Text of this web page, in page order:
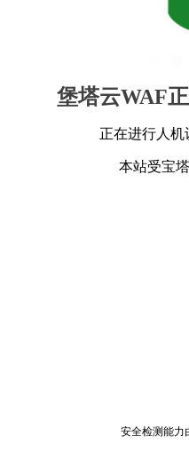
堡塔云WAF
正在进行人机
本站受宝
安全检测能力